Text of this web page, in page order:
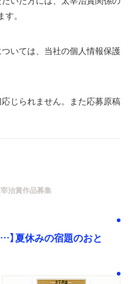
。
いては、当社の個人情報保護
じられません。また応募原稿
治賞作品募集
】夏休みの宿題のおと